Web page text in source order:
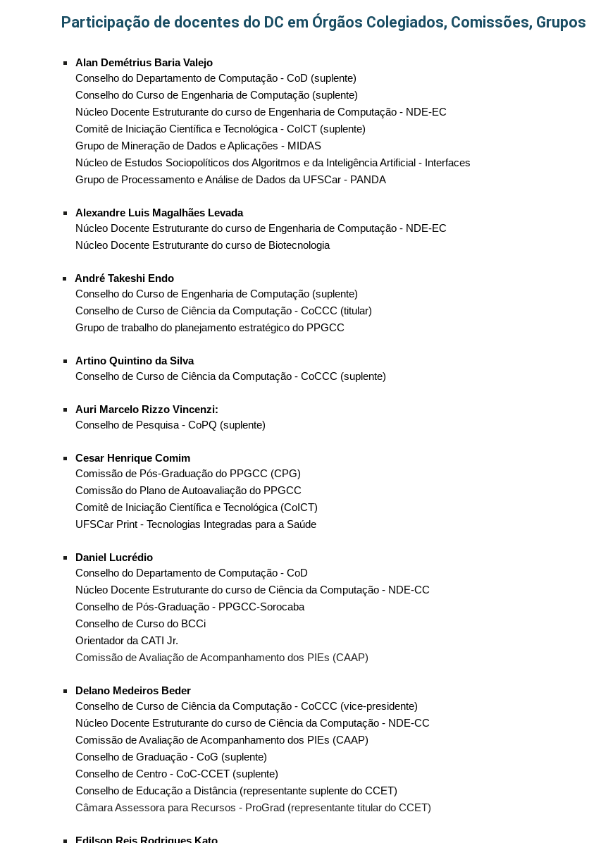
Participação de docentes do DC em Órgãos Colegiados, Comissões, Grupos
Alan Demétrius Baria Valejo
Conselho do Departamento de Computação - CoD (suplente)
Conselho do Curso de Engenharia de Computação (suplente)
Núcleo Docente Estruturante do curso de Engenharia de Computação - NDE-EC
Comitê de Iniciação Científica e Tecnológica - CoICT (suplente)
Grupo de Mineração de Dados e Aplicações - MIDAS
Núcleo de Estudos Sociopolíticos dos Algoritmos e da Inteligência Artificial - Interfaces
Grupo de Processamento e Análise de Dados da UFSCar - PANDA
Alexandre Luis Magalhães Levada
Núcleo Docente Estruturante do curso de Engenharia de Computação - NDE-EC
Núcleo Docente Estruturante do curso de Biotecnologia
André Takeshi Endo
Conselho do Curso de Engenharia de Computação (suplente)
Conselho de Curso de Ciência da Computação - CoCCC (titular)
Grupo de trabalho do planejamento estratégico do PPGCC
Artino Quintino da Silva
Conselho de Curso de Ciência da Computação - CoCCC (suplente)
Auri Marcelo Rizzo Vincenzi:
Conselho de Pesquisa - CoPQ (suplente)
Cesar Henrique Comim
Comissão de Pós-Graduação do PPGCC (CPG)
Comissão do Plano de Autoavaliação do PPGCC
Comitê de Iniciação Científica e Tecnológica (CoICT)
UFSCar Print - Tecnologias Integradas para a Saúde
Daniel Lucrédio
Conselho do Departamento de Computação - CoD
Núcleo Docente Estruturante do curso de Ciência da Computação - NDE-CC
Conselho de Pós-Graduação - PPGCC-Sorocaba
Conselho de Curso do BCCi
Orientador da CATI Jr.
Comissão de Avaliação de Acompanhamento dos PIEs (CAAP)
Delano Medeiros Beder
Conselho de Curso de Ciência da Computação - CoCCC (vice-presidente)
Núcleo Docente Estruturante do curso de Ciência da Computação - NDE-CC
Comissão de Avaliação de Acompanhamento dos PIEs (CAAP)
Conselho de Graduação - CoG (suplente)
Conselho de Centro - CoC-CCET (suplente)
Conselho de Educação a Distância (representante suplente do CCET)
Câmara Assessora para Recursos - ProGrad (representante titular do CCET)
Edilson Reis Rodrigues Kato